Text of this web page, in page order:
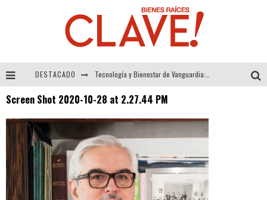
DESTACADO
Alexandra Bedoya – La Constancia detrás de La Paletería
Screen Shot 2020-10-28 at 2.27.44 PM